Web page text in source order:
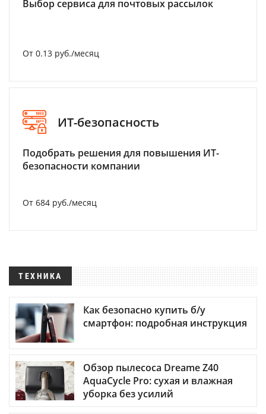
Выбор сервиса для почтовых рассылок
От 0.13 руб./месяц
ИТ-безопасность
Подобрать решения для повышения ИТ-
безопасности компании
От 684 руб./месяц
ТЕХНИКА
Как безопасно купить б/у
смартфон: подробная инструкция
Обзор пылесоса Dreame Z40
AquaCycle Pro: сухая и влажная
уборка без усилий